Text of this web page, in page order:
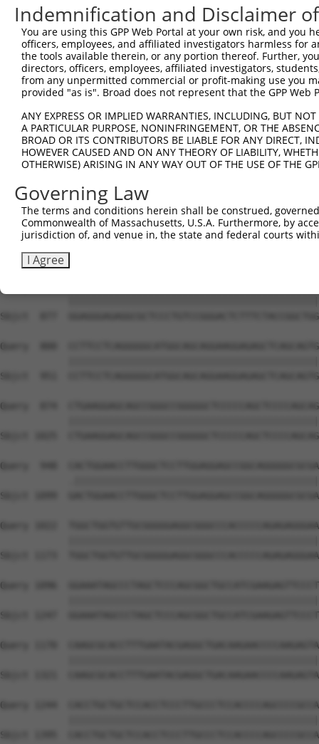
Indemnification and Disclaimer
You are using this GPP Web Portal at your own risk, and
officers, employees, and affiliated investigators harmless for
the tools available therein, or any portion thereof. Further,
directors, officers, employees, affiliated investigators,
from any unpermitted commercial or profit-making use you
provided "as is". Broad does not represent that the GPP
ANY EXPRESS OR IMPLIED WARRANTIES, INCLUDING, BUT
A PARTICULAR PURPOSE, NONINFRINGEMENT, OR THE
BROAD OR ITS CONTRIBUTORS BE LIABLE FOR ANY DIRECT,
HOWEVER CAUSED AND ON ANY THEORY OF LIABILITY,
OTHERWISE) ARISING IN ANY WAY OUT OF THE USE OF THE
Governing Law
The terms and conditions herein shall be construed,
Commonwealth of Massachusetts, U.S.A. Furthermore, by
jurisdiction of, and venue in, the state and federal courts
I Agree